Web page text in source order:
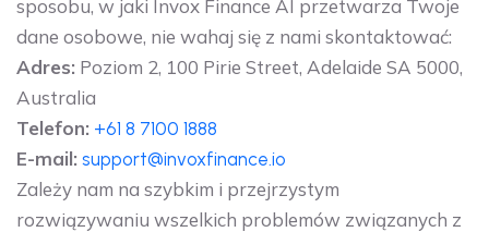
sposobu, w jaki Invox Finance AI przetwarza Twoje
dane osobowe, nie wahaj się z nami skontaktować:
Adres: Poziom 2, 100 Pirie Street, Adelaide SA 5000,
Australia
Telefon: +61 8 7100 1888
E-mail: support@invoxfinance.io
Zależy nam na szybkim i przejrzystym
rozwiązywaniu wszelkich problemów związanych z